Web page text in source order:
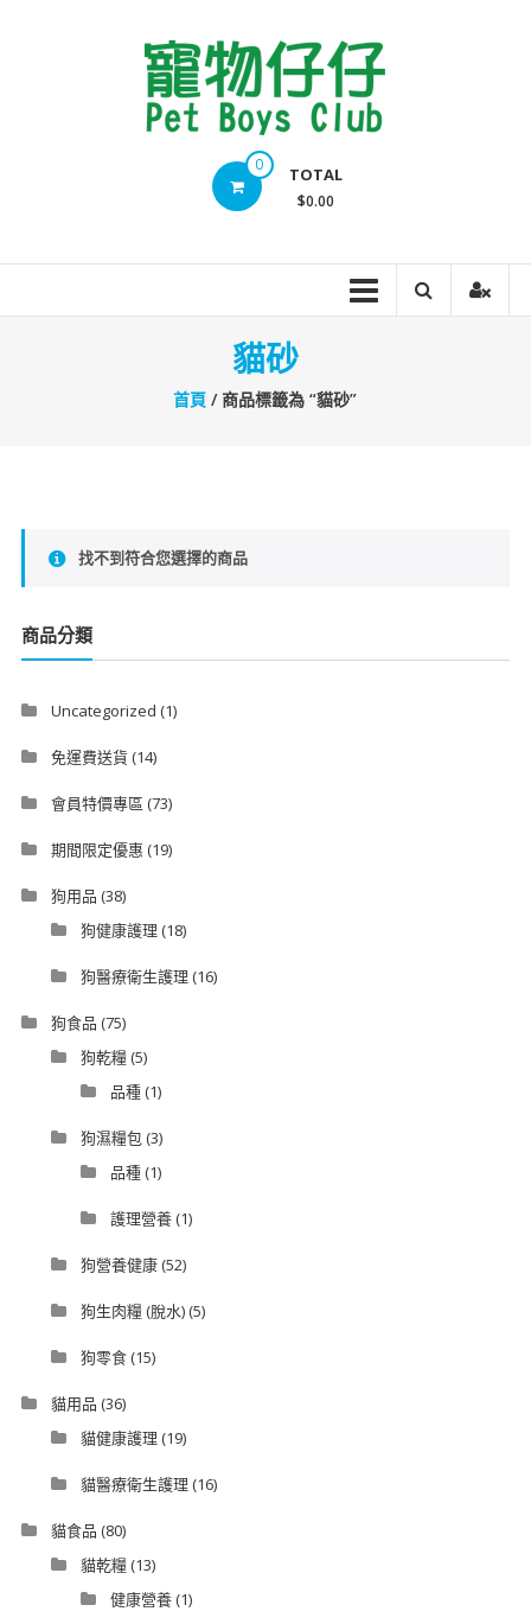
0 TOTAL
$0.00
貓砂
首頁 / 商品標籤為 “貓砂”
找不到符合您選擇的商品
商品分類
Uncategorized (1)
免運費送貨(14)
會員特價專區 (73)
期間限定優惠 (19)
狗用品 (38)
狗健康護理 (18)
狗醫療衛生護理 (16)
狗食品 (75)
狗乾糧(5)
品種(1)
狗濕糧包(3)
品種(1)
護理營養(1)
狗營養健康(52)
狗生肉糧 (脫水)(5)
狗零食(15)
貓用品 (36)
貓健康護理 (19)
貓醫療衛生護理 (16)
貓食品 (80)
貓乾糧(13)
健康營養(1)